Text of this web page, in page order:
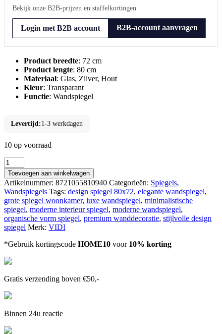
Bekijk onze B2B-prijzen en staffelkortingen.
Login met B2B account B2B-account aanvragen
Product breedte: 72 cm
Product lengte: 80 cm
Materiaal: Glas, Zilver, Hout
Kleur: Transparant
Functie: Wandspiegel
Levertijd:1-3 werkdagen
10 op voorraad
VIDI
Riflesso
di
Lusso
-
Moderne
Wandspiegel
80×72
-
Minimalistisch
aantal
Toevoegen aan winkelwagen
Artikelnummer: 8721055810940 Categorieën: Spiegels,
Wandspiegels Tags: design spiegel 80x72, elegante wandspiegel,
grote spiegel woonkamer, luxe wandspiegel, minimalistische
spiegel, moderne interieur spiegel, moderne wandspiegel,
organische vorm spiegel, premium wanddecoratie, stijlvolle design
spiegel Merk: VIDI
*Gebruik kortingscode HOME10 voor 10% korting
Gratis verzending boven €50,-
Binnen 24u reactie